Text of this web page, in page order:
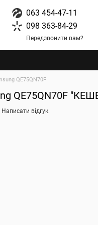
063 454-47-11
098 363-84-29
Передзвонити вам?
QE75QN70F
QE75QN70F
Написати відгук